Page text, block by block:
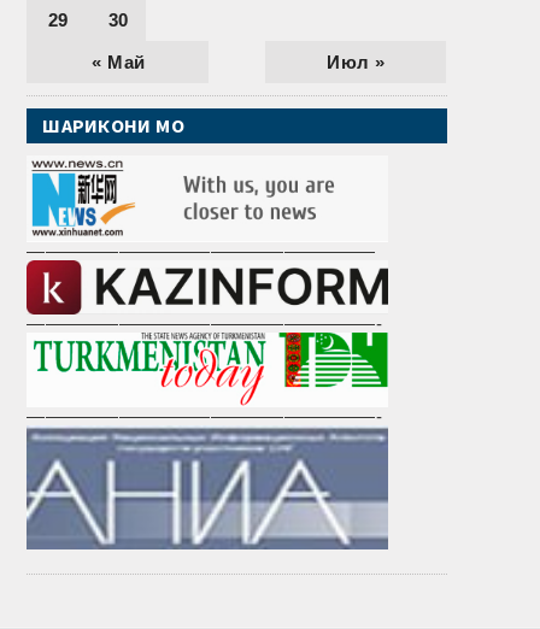
« Май Июл »
29 30
ШАРИКОНИ МО
———————————————————
———————————————————-
———————————————————-